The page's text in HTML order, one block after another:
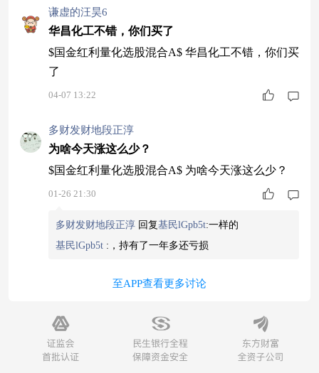
谦虚的汪昊6
华昌化工不错，你们买了
$国金红利量化选股混合A$ 华昌化工不错，你们买
了
04-07 13:22
多财发财地段正淳
为啥今天涨这么少？
$国金红利量化选股混合A$ 为啥今天涨这么少？
01-26 21:30
多财发财地段正淳 回复基民lGpb5t:一样的
基民lGpb5t : ，持有了一年多还亏损
至APP查看更多讨论